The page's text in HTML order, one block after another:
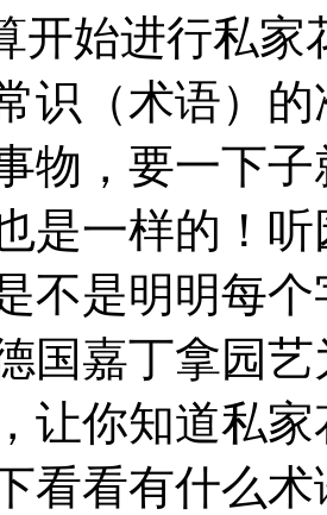
开始进行私
识（术语）
物，要一下
是一样的！
不是明明每
国嘉丁拿园
让你知道私
看看有什么